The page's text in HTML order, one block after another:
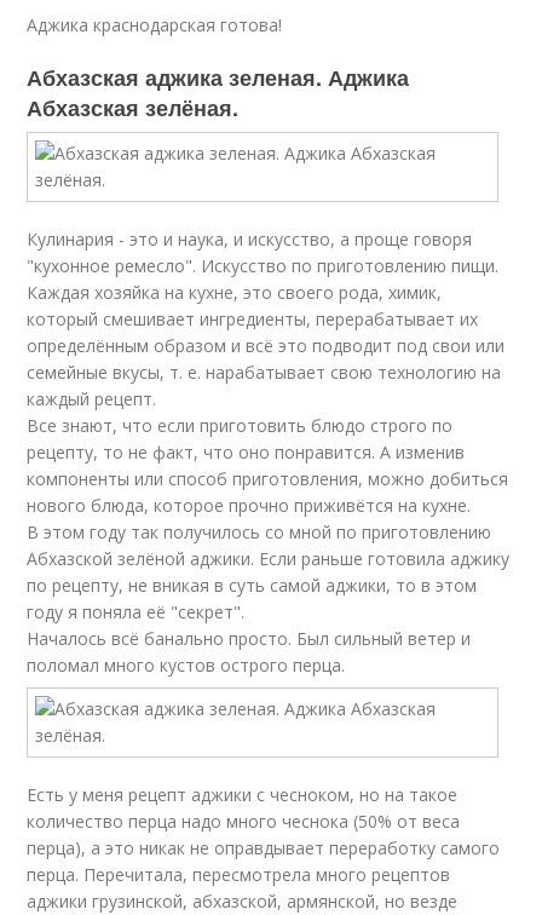
Аджика краснодарская готова!
Абхазская аджика зеленая. Аджика
Абхазская зелёная.
Кулинария - это и наука, и искусство, а проще говоря
"кухонное ремесло". Искусство по приготовлению пищи.
Каждая хозяйка на кухне, это своего рода, химик,
который смешивает ингредиенты, перерабатывает их
определённым образом и всё это подводит под свои или
семейные вкусы, т. е. нарабатывает свою технологию на
каждый рецепт.
Все знают, что если приготовить блюдо строго по
рецепту, то не факт, что оно понравится. А изменив
компоненты или способ приготовления, можно добиться
нового блюда, которое прочно приживётся на кухне.
В этом году так получилось со мной по приготовлению
Абхазской зелёной аджики. Если раньше готовила аджику
по рецепту, не вникая в суть самой аджики, то в этом
году я поняла её "секрет".
Началось всё банально просто. Был сильный ветер и
поломал много кустов острого перца.
Есть у меня рецепт аджики с чесноком, но на такое
количество перца надо много чеснока (50% от веса
перца), а это никак не оправдывает переработку самого
перца. Перечитала, пересмотрела много рецептов
аджики грузинской, абхазской, армянской, но везде